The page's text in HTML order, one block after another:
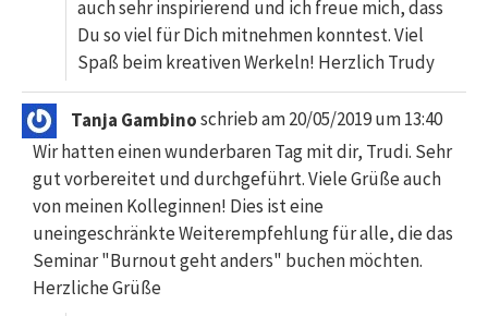
auch sehr inspirierend und ich freue mich, dass
Du so viel für Dich mitnehmen konntest. Viel
Spaß beim kreativen Werkeln! Herzlich Trudy
Tanja Gambinoschrieb am20/05/2019um13:40
Wir hatten einen wunderbaren Tag mit dir, Trudi. Sehr
gut vorbereitet und durchgeführt. Viele Grüße auch
von meinen Kolleginnen! Dies ist eine
uneingeschränkte Weiterempfehlung für alle, die das
Seminar "Burnout geht anders" buchen möchten.
Herzliche Grüße